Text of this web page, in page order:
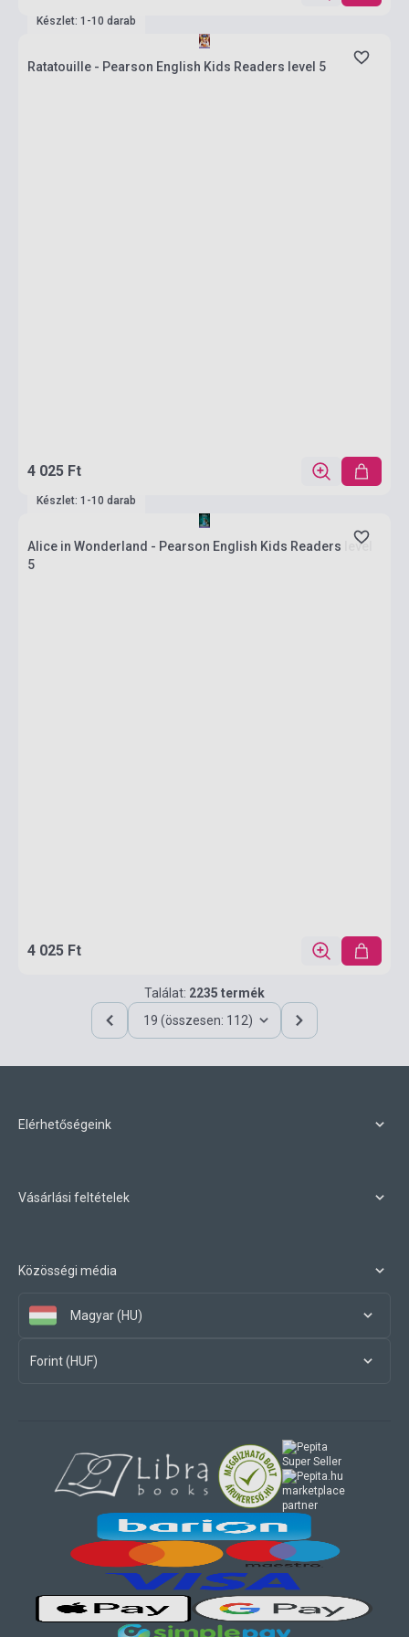
Készlet: 1-10 darab
Ratatouille - Pearson English Kids Readers level 5
4 025 Ft
Készlet: 1-10 darab
Alice in Wonderland - Pearson English Kids Readers level
5
4 025 Ft
Találat: 2235 termék
19 (összesen: 112)
Elérhetőségeink
Vásárlási feltételek
Közösségi média
Magyar (HU)
Forint (HUF)
marketplace
partner